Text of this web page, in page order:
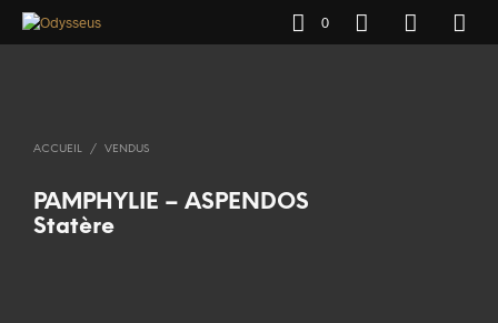
0
ACCUEIL / VENDUS
PAMPHYLIE – ASPENDOS
Statère